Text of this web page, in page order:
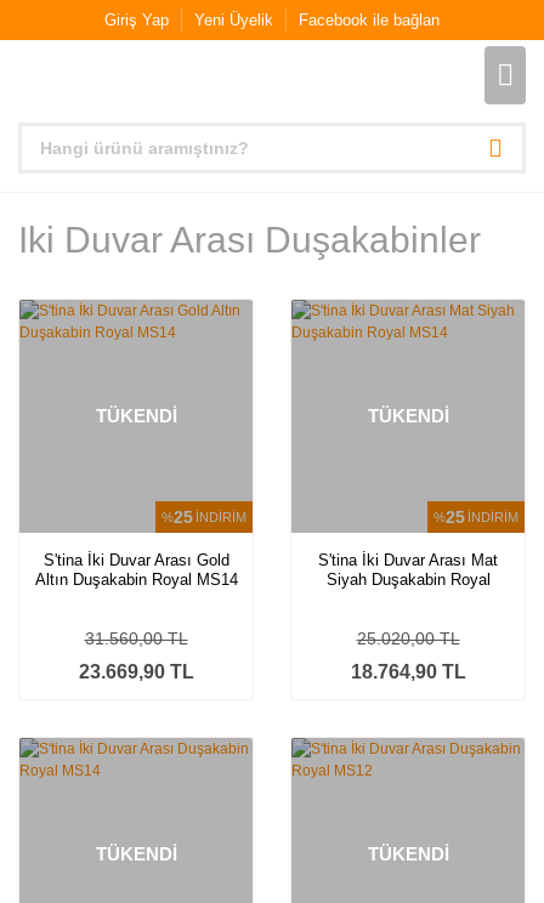
Giriş Yap Yeni Üyelik Facebook ile bağlan
Iki Duvar Arası Duşakabinler
%25 İNDİRİM
TÜKENDİ
S'tina İki Duvar Arası Gold
Altın Duşakabin Royal MS14
23.669,90 TL
31.560,00 TL
%25 İNDİRİM
TÜKENDİ
S'tina İki Duvar Arası Mat
Siyah Duşakabin Royal
18.764,90 TL
25.020,00 TL
TÜKENDİ TÜKENDİ